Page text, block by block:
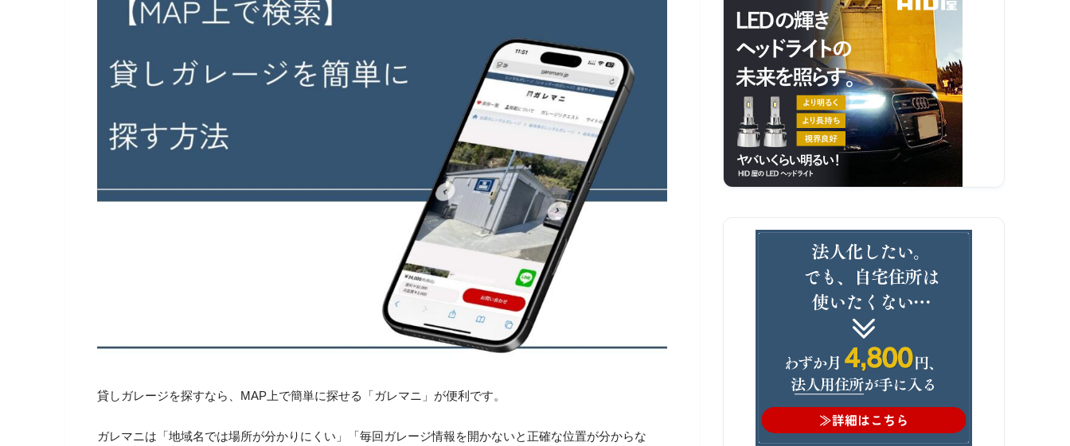
貸しガレージを探すなら、MAP上で簡単に探せる「ガレマニ」が便利です。
ガレマニは「地域名では場所が分かりにくい」「毎回ガレージ情報を開かないと正確な位置が分からな